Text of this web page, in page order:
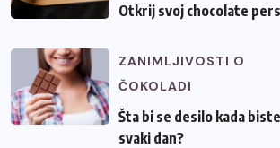
Otkrij svoj chocolate
ZANIMLJIVOSTI O
ČOKOLADI
Šta bi se desilo kada
svaki dan?